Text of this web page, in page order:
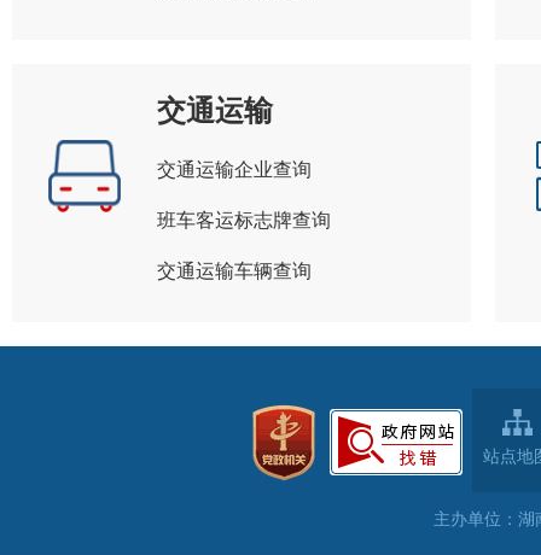
交通运输
交通运输企业查询
班车客运标志牌查询
交通运输车辆查询
站点地
主办单位：湖